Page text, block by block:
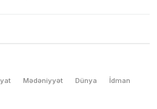
Mədəniyyət Dünya İdman